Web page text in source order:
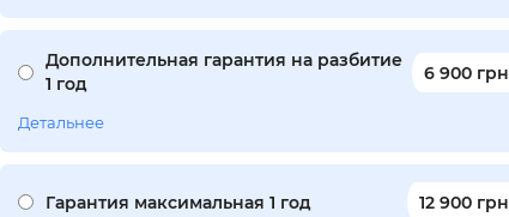
Дополнительная гарантия на разбитие
1 год
6 900 грн
Детальнее
Гарантия максимальная 1 год 12 900 грн